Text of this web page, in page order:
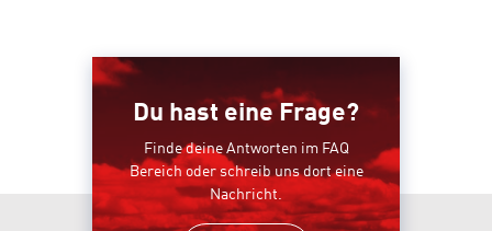
Du hast eine Frage?
Finde deine Antworten im FAQ
Bereich oder schreib uns dort eine
Nachricht.